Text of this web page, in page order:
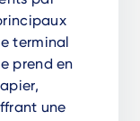
terminal
prend en
une